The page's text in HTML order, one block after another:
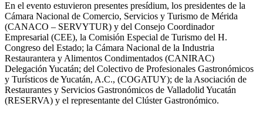
En el evento estuvieron presentes presídium, los presidentes de la
Cámara Nacional de Comercio, Servicios y Turismo de Mérida
(CANACO – SERVYTUR) y del Consejo Coordinador
Empresarial (CEE), la Comisión Especial de Turismo del H.
Congreso del Estado; la Cámara Nacional de la Industria
Restaurantera y Alimentos Condimentados (CANIRAC)
Delegación Yucatán; del Colectivo de Profesionales Gastronómicos
y Turísticos de Yucatán, A.C., (COGATUY); de la Asociación de
Restaurantes y Servicios Gastronómicos de Valladolid Yucatán
(RESERVA) y el representante del Clúster Gastronómico.